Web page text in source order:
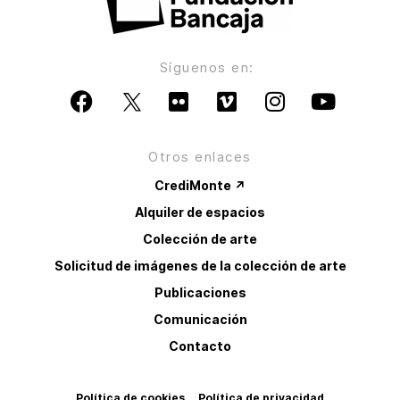
Síguenos en:
Otros enlaces
CrediMonte ↗
Alquiler de espacios
Colección de arte
Solicitud de imágenes de la colección de arte
Publicaciones
Comunicación
Contacto